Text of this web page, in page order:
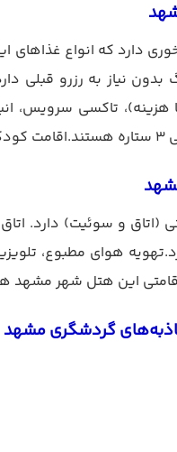
دارد که انواع غذاهای
هزینه)، تاکسی سرویس،
هوای مطبوع،
این هتل شهر مشهد